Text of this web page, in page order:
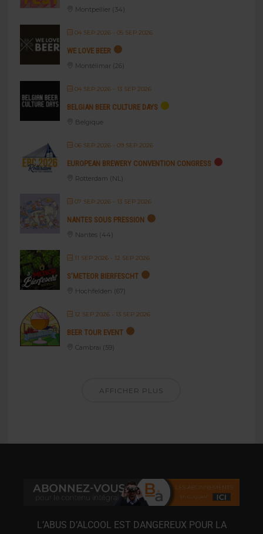
Montpellier (34)
04 SEP 2026- 05 SEP 2026
WE LOVE BEER
Montélimar (26)
04 SEP 2026- 13 SEP 2026
BELGIAN BEER CULTURE DAYS
Belgique
06 SEP 2026- 09 SEP 2026
EUROPEAN BREWERY CONVENTION CONGRESS
Rotterdam (NL)
07 SEP 2026- 13 SEP 2026
NANTES SOUS PRESSION
Nantes (44)
11 SEP 2026- 12 SEP 2026
S’METEOR BIERFESCHT
Hochfelden (67)
12 SEP 2026- 13 SEP 2026
BEER TOUR EVENT
Cambrai (59)
AFFICHER PLUS
L’ABUS D’ALCOOL EST DANGEREUX POUR LA